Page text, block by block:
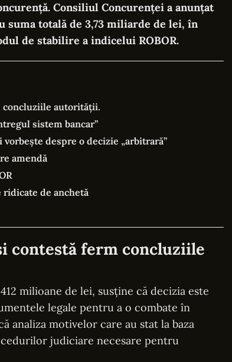
Consiliul Concurenței a anunțat
suma totală de 3,73 miliarde de lei, în
de stabilire a indicelui ROBOR.
concluziile autorității.
sistem bancar”
despre o decizie „arbitrară”
amendă
de anchetă
contestă ferm concluziile
milioane de lei, susține că decizia este
legale pentru a o combate în
analiza motivelor care au stat la baza
judiciare necesare pentru